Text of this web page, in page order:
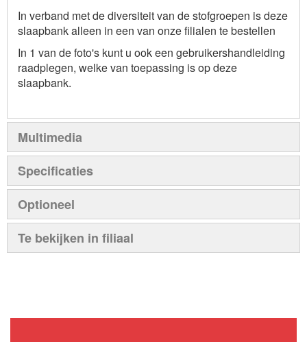
In verband met de diversiteit van de stofgroepen is deze
slaapbank alleen in een van onze filialen te bestellen
In 1 van de foto's kunt u ook een gebruikershandleiding
raadplegen, welke van toepassing is op deze
slaapbank.
Multimedia
Specificaties
Optioneel
Te bekijken in filiaal